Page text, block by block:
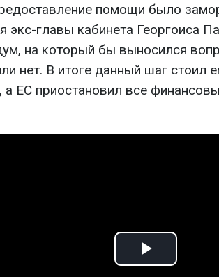
помощи было
экс-главы кабинета Георгоиса
на который бы выносился
нет. В итоге данный шаг стоил
а ЕС приостановил все
Play